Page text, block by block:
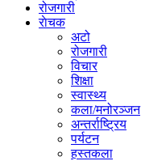
रोजगारी
राेचक
अटो
रोजगारी
विचार
शिक्षा
स्वास्थ्य
कला/मनोरञ्जन
अन्तर्राष्ट्रिय
पर्यटन
हस्तकला